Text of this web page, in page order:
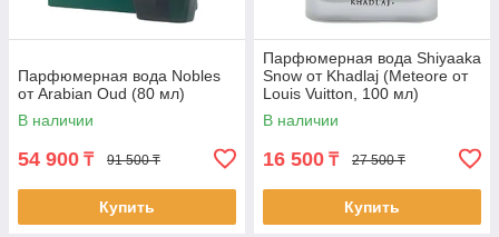
Парфюмерная вода Nobles
от Arabian Oud (80 мл)
В наличии
54 900 ₸ 91 500 ₸
Купить
Парфюмерная вода Shiyaaka
Snow от Khadlaj (Meteore от
Louis Vuitton, 100 мл)
В наличии
16 500 ₸ 27 500 ₸
Купить